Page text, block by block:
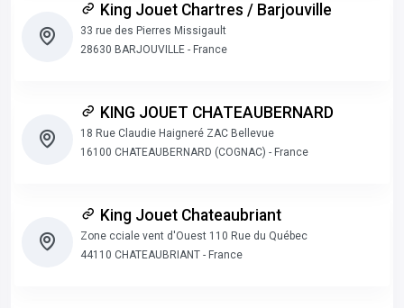
King Jouet Chartres / Barjouville
33 rue des Pierres Missigault
28630 BARJOUVILLE - France
KING JOUET CHATEAUBERNARD
18 Rue Claudie Haigneré ZAC Bellevue
16100 CHATEAUBERNARD (COGNAC) - France
King Jouet Chateaubriant
Zone cciale vent d'Ouest 110 Rue du Québec
44110 CHATEAUBRIANT - France